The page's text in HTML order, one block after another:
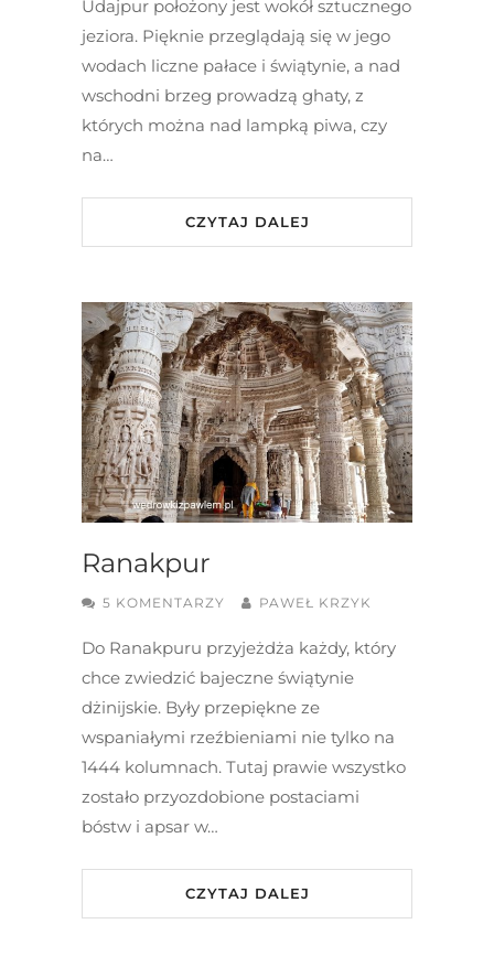
Udajpur położony jest wokół sztucznego
jeziora. Pięknie przeglądają się w jego
wodach liczne pałace i świątynie, a nad
wschodni brzeg prowadzą ghaty, z
których można nad lampką piwa, czy
na…
CZYTAJ DALEJ
Ranakpur
5 KOMENTARZY PAWEŁ KRZYK
Do Ranakpuru przyjeżdża każdy, który
chce zwiedzić bajeczne świątynie
dżinijskie. Były przepiękne ze
wspaniałymi rzeźbieniami nie tylko na
1444 kolumnach. Tutaj prawie wszystko
zostało przyozdobione postaciami
bóstw i apsar w…
CZYTAJ DALEJ